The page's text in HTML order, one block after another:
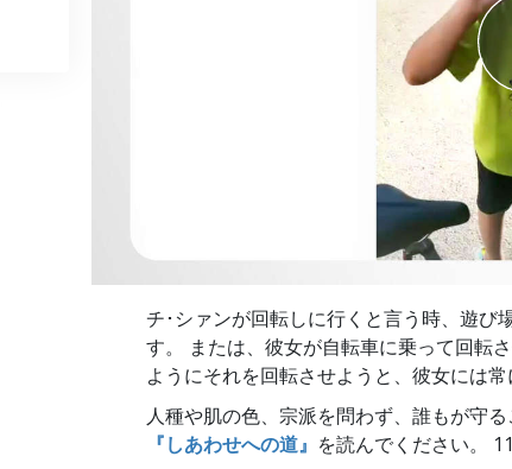
チ･シァンが回転しに行くと言う時、遊び
す。 または、彼女が自転車に乗って回転
ようにそれを回転させようと、彼女には常
人種や肌の色、宗派を問わず、誰もが守
『しあわせへの道』 を読んでください。